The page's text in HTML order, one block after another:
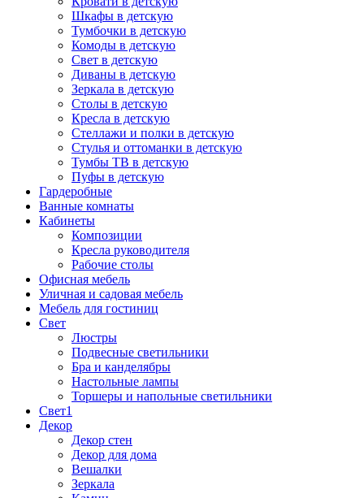
Шкафы в детскую
Тумбочки в детскую
Комоды в детскую
Свет в детскую
Диваны в детскую
Зеркала в детскую
Столы в детскую
Кресла в детскую
Стеллажи и полки в детскую
Стулья и оттоманки в детскую
Тумбы ТВ в детскую
Пуфы в детскую
Гардеробные
Ванные комнаты
Кабинеты
Композиции
Кресла руководителя
Рабочие столы
Офисная мебель
Уличная и садовая мебель
Мебель для гостиниц
Свет
Люстры
Подвесные светильники
Бра и канделябры
Настольные лампы
Торшеры и напольные светильники
Свет1
Декор
Декор стен
Декор для дома
Вешалки
Зеркала